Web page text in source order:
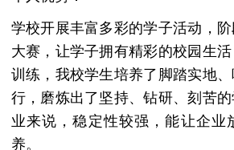
学校开展丰富多彩的学子活动，
大赛，让学子拥有精彩的校园生
训练，我校学生培养了脚踏实地
行，磨炼出了坚持、钻研、刻苦的
业来说，稳定性较强，能让企业
养。